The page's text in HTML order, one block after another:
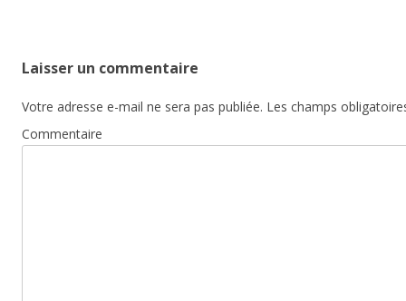
Laisser un commentaire
Votre adresse e-mail ne sera pas publiée. Les champs
Commentaire